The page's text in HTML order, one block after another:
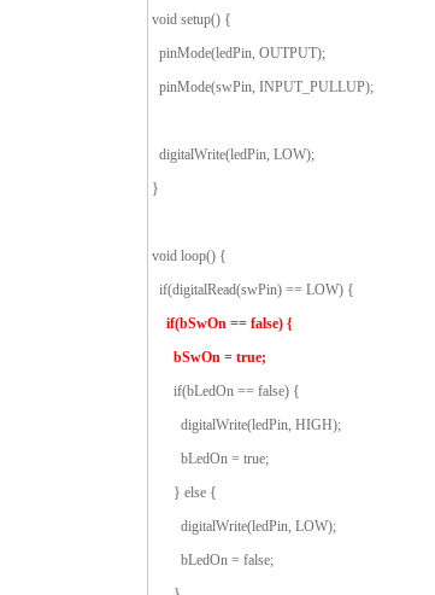
void setup() {
pinMode(ledPin, OUTPUT);
pinMode(swPin, INPUT_PULLUP);
digitalWrite(ledPin, LOW);
}
void loop() {
if(digitalRead(swPin) == LOW) {
if(bSwOn == false) {
bSwOn = true;
if(bLedOn == false) {
digitalWrite(ledPin, HIGH);
bLedOn = true;
} else {
digitalWrite(ledPin, LOW);
bLedOn = false;